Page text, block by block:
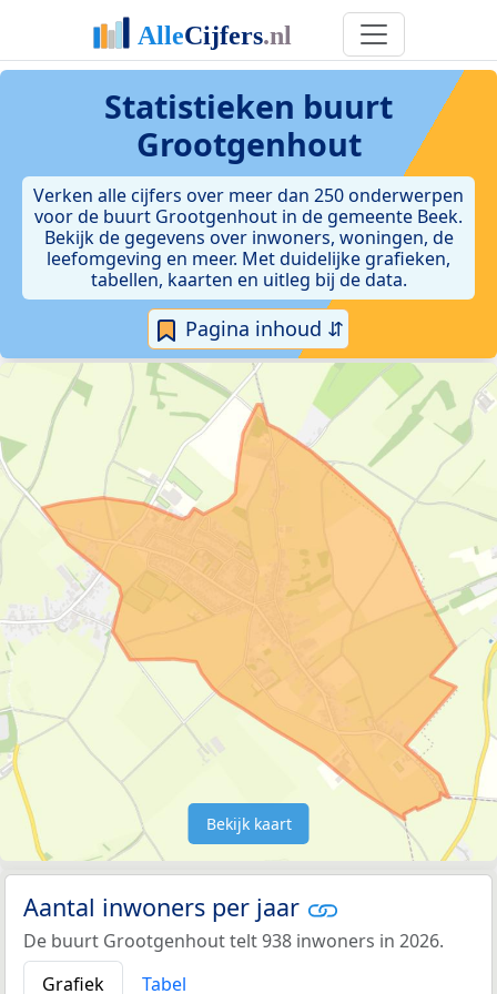
Statistieken buurt
Grootgenhout
Verken alle cijfers over meer dan 250 onderwerpen
voor de buurt Grootgenhout in de gemeente Beek.
Bekijk de gegevens over inwoners, woningen, de
leefomgeving en meer. Met duidelijke grafieken,
tabellen, kaarten en uitleg bij de data.
Pagina inhoud ⇵
Bekijk kaart
Aantal inwoners per jaar
De buurt Grootgenhout telt 938 inwoners in 2026.
Grafiek
Tabel